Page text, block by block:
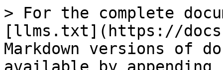
> For the complete
[llms.txt](https://
Markdown versions of